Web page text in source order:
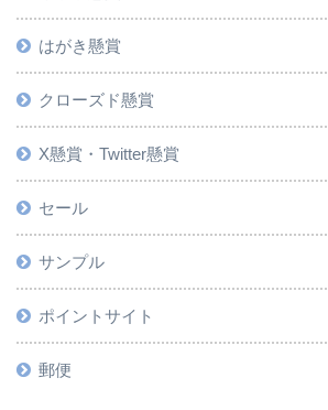
はがき懸賞
クローズド懸賞
X懸賞・Twitter懸賞
セール
サンプル
ポイントサイト
郵便